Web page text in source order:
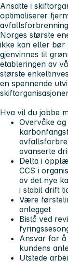
Ansatte i
optimaliserer
Norges største
ikke kan eller bør
gjenvinnes til
etableringen av
største
en spennende
Hva vil du jobbe
Overvåke
avanserte
Delta i
CCS i
av det nye
i stabil drift
Være
anlegget
Bistå ved
Ansvar for
kundens
Utstede